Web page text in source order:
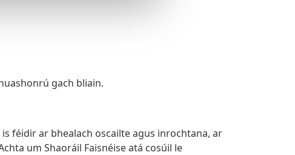
gach bliain.
féidir ar bhealach oscailte agus inrochtana, ar
um Shaoráil Faisnéise atá cosúil le